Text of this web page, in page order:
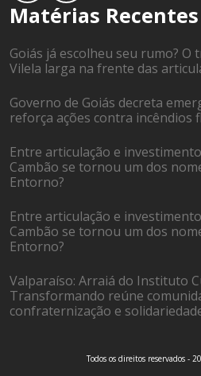
Matérias Recentes
Goiás já escolheu seu rumo? O
Vilela larga na frente das
Governo de Goiás decreta
reforça ações contra incêndios
Entre articulação e
Cambão se tornou um dos
Entorno?
Entre articulação e
Cambão se tornou um dos
Entorno?
Valparaíso: Arraiá do Instituto
Transformando reúne
confraternização e
Todos os direitos reservados -